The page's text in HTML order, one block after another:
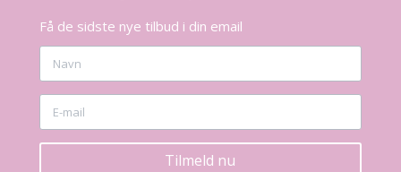
Få de sidste nye tilbud i din email
Tilmeld nu